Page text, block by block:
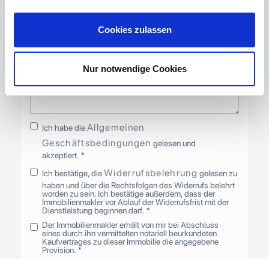
Cookies zulassen
Nur notwendige Cookies
Ich habe dieAllgemeinen
Geschäftsbedingungen gelesen und
akzeptiert. *
Ich bestätige, dieWiderrufsbelehrung gelesen zu
haben und über die Rechtsfolgen des Widerrufs belehrt
worden zu sein. Ich bestätige außerdem, dass der
Immobilienmakler vor Ablauf der Widerrufsfrist mit der
Dienstleistung beginnen darf. *
Der Immobilienmakler erhält von mir bei Abschluss
eines durch ihn vermittelten notariell beurkundeten
Kaufvertrages zu dieser Immobilie die angegebene
Provision. *